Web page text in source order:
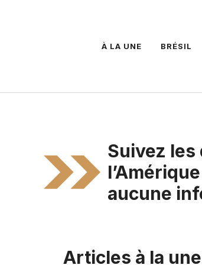
À LA UNE BRÉSIL
Suivez
aucune
Articles à la une